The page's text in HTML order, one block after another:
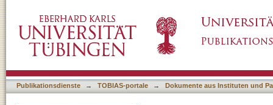
Publikationsdienste → TOBIAS-portale → Dokumente aus Instituten und